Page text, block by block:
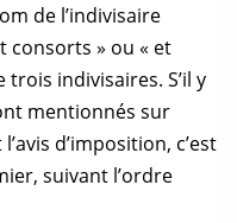
de l’indivisaire
consorts » ou « et
trois indivisaires. S’il y
mentionnés sur
d’imposition, c’est
suivant l’ordre